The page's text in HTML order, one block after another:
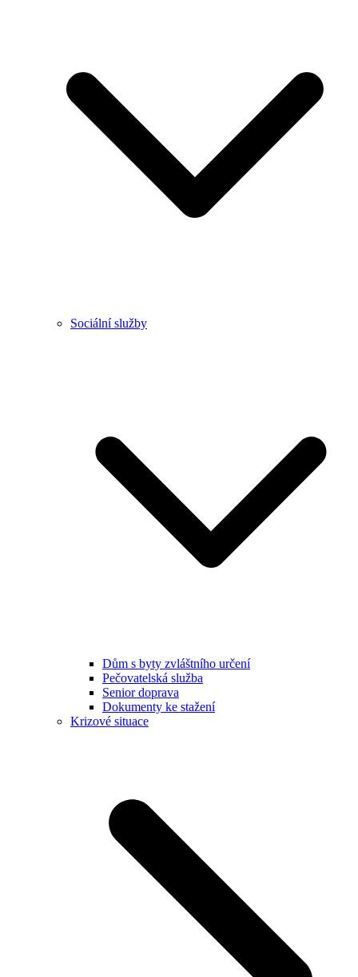
Sociální služby
Dům s byty zvláštního určení
Pečovatelská služba
Senior doprava
Dokumenty ke stažení
Krizové situace